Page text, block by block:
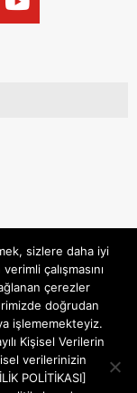
sizlere daha iyi
çalışmasını
çerezler
doğrudan
işlememekteyiz.
Kişisel Verilerin
verilerinizin
POLİTİKASI]